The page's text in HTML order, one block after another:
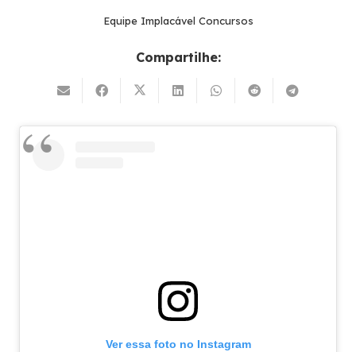
Equipe Implacável Concursos
Compartilhe:
Ver essa foto no Instagram